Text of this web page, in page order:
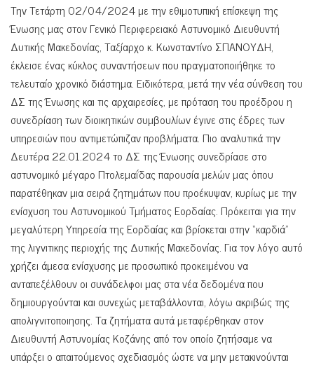
Την Τετάρτη 02/04/2024 με την εθιμοτυπική επίσκεψη της
Ένωσης μας στον Γενικό Περιφερειακό Αστυνομικό Διευθυντή
Δυτικής Μακεδονίας, Ταξίαρχο κ. Κωνσταντίνο ΣΠΑΝΟΥΔΗ,
έκλεισε ένας κύκλος συναντήσεων που πραγματοποιήθηκε το
τελευταίο χρονικό διάστημα. Ειδικότερα, μετά την νέα σύνθεση του
ΔΣ της Ένωσης και τις αρχαιρεσίες, με πρόταση του προέδρου η
συνεδρίαση των διοικητικών συμβουλίων έγινε στις έδρες των
υπηρεσιών που αντιμετώπιζαν προβλήματα. Πιο αναλυτικά την
Δευτέρα 22.01.2024 το ΔΣ της Ένωσης συνεδρίασε στο
αστυνομικό μέγαρο Πτολεμαΐδας παρουσία μελών μας όπου
παρατέθηκαν μια σειρά ζητημάτων που προέκυψαν, κυρίως με την
ενίσχυση του Αστυνομικού Τμήματος Εορδαίας. Πρόκειται για την
μεγαλύτερη Υπηρεσία της Εορδαίας και βρίσκεται στην “καρδιά”
της λιγνιτικης περιοχής της Δυτικής Μακεδονίας. Για τον λόγο αυτό
χρήζει άμεσα ενίσχυσης με προσωπικό προκειμένου να
ανταπεξέλθουν οι συνάδελφοι μας στα νέα δεδομένα που
δημιουργούνται και συνεχώς μεταβάλλονται, λόγω ακριβώς της
απολιγνιτοποιησης. Τα ζητήματα αυτά μεταφέρθηκαν στον
Διευθυντή Αστυνομίας Κοζάνης από τον οποίο ζητήσαμε να
υπάρξει ο απαιτούμενος σχεδιασμός ώστε να μην μετακινούνται